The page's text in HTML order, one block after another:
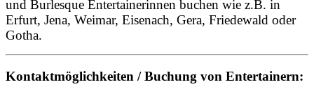
und Burlesque Entertainerinnen buchen wie z.B. in
Erfurt, Jena, Weimar, Eisenach, Gera, Friedewald oder
Gotha.
Kontaktmöglichkeiten / Buchung von Entertainern: